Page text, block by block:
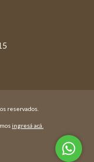
reservados.
ingresá acá.